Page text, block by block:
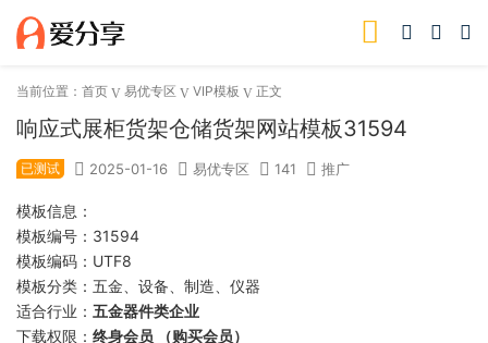
当前位置： 首页 易优专区 VIP模板 正文
响应式展柜货架仓储货架网站模板31594
已测试 2025-01-16 易优专区 141 推广
模板信息：
模板编号：31594
模板编码：UTF8
模板分类：五金、设备、制造、仪器
适合行业： 五金器件类企业
下载权限： 终身会员 （购买会员）